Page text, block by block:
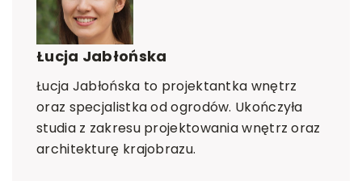
Łucja Jabłońska
Łucja Jabłońska to projektantka wnętrz
oraz specjalistka od ogrodów. Ukończyła
studia z zakresu projektowania wnętrz oraz
architekturę krajobrazu.